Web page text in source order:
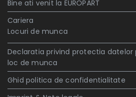
Bine ati venit la EUROPART
Cariera
Locuri de munca
Declaratia privind protectia datelor
loc de munca
Ghid politica de confidentialitate